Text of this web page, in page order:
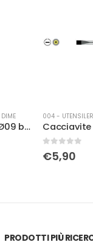
DIME
Attrezzi per anuba AGB Ø09 battente
004 -
Su 5
€5,90
PRODOTTI PIÙ